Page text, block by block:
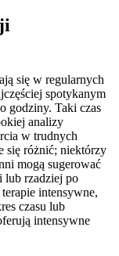
się w regularnych
spotykanym
godziny. Taki czas
analizy
w trudnych
się różnić; niektórzy
mogą sugerować
lub rzadziej po
intensywne,
czasu lub
intensywne